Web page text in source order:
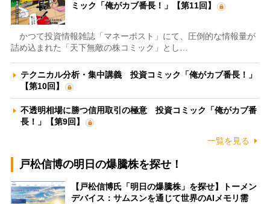
ミック「俺がカブ番長！」【第11回】
かつて投資情報雑誌「マネーポスト」にて、圧倒的な情報量が
詰め込まれた「天下無敵の株コミック」とし…
テクニカル分析・集中講義 投資コミック「俺がカブ番長！」
【第10回】
不透明相場に勝つ信用取引の極意 投資コミック「俺がカブ番
長！」【第9回】
一覧を見る
戸松信博の明日の爆騰株を探せ！
【戸松信博氏「明日の爆騰株」を探せ】トーメン
デバイス：サムスンを通じて世界のAIメモリ需